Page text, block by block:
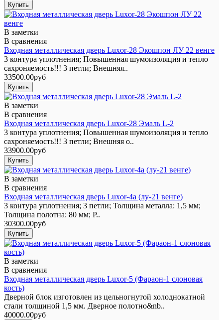
В заметки
В сравнения
Входная металлическая дверь Luxor-28 Экошпон ЛУ 22 венге
3 контура уплотнения; Повышенная шумоизоляция и тепло
сахроняемость!!! 3 петли; Внешняя..
33500.00руб
В заметки
В сравнения
Входная металлическая дверь Luxor-28 Эмаль L-2
3 контура уплотнения; Повышенная шумоизоляция и тепло
сахроняемость!!! 3 петли; Внешняя о..
33900.00руб
В заметки
В сравнения
Входная металлическая дверь Luxor-4a (лу-21 венге)
3 контура уплотнения; 3 петли; Толщина металла: 1,5 мм;
Толщина полотна: 80 мм; Р..
30300.00руб
В заметки
В сравнения
Входная металлическая дверь Luxor-5 (Фараон-1 слоновая
кость)
Дверной блок изготовлен из цельногнутой холоднокатной
стали толщиной 1,5 мм. Дверное полотно&nb..
40000.00руб